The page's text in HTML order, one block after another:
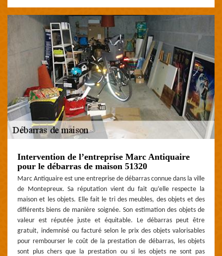
Intervention de l’entreprise Marc Antiquaire
pour le débarras de maison 51320
Marc Antiquaire est une entreprise de débarras connue dans la ville
de Montepreux. Sa réputation vient du fait qu’elle respecte la
maison et les objets. Elle fait le tri des meubles, des objets et des
différents biens de manière soignée. Son estimation des objets de
valeur est réputée juste et équitable. Le débarras peut être
gratuit, indemnisé ou facturé selon le prix des objets valorisables
pour rembourser le coût de la prestation de débarras, les objets
sont plus chers que la prestation ou si les objets ne sont pas